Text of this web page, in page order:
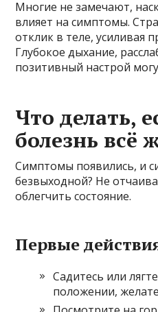
Многие не замечают,
влияет на симптомы.
отклик в теле, усиливая
Глубокое дыхание,
позитивный настрой
Что делать,
болезнь всё
Симптомы появились, и
безвыходной? Не
облегчить состояние.
Первые
Садитесь или
положении,